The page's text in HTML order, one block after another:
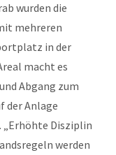
wurden die
mehreren
in der
macht es
Abgang zum
der Anlage
Disziplin
werden